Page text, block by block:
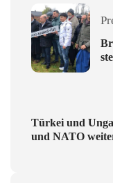
Türkei und
und NATO